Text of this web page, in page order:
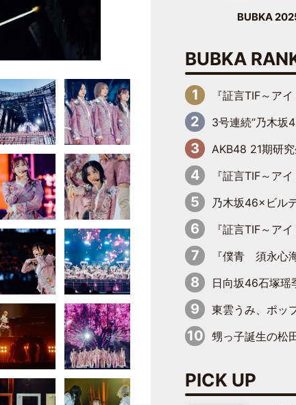
BUBKA
BUBKA
『証言TIF～アイドル戦国時代とはなんだったのか～』第6回：でんぱ組.inc・古川未鈴×相沢梨紗「『
3号連続“乃木坂46祭り” ラストを飾るのは賀喜遥香…5年
AKB48 21期研究生・森川優
『証言TIF～アイドル戦国時代とはなんだったのか～』第10回：さくら学院・武藤彩未
乃木坂46×ビルディバイドTCG Vol.2公開 賀
『証言TIF～アイドル戦国時代とはなんだったのか～』第11回：私立恵比寿中学・真山りか×安
『僕青 須永心海のソロ連載』第18回：
日向坂46石塚瑶季、東京ドームで“観戦バレ”！ ナイツ・塙も認め
東雲うみ、ポップな制服姿
甥っ子誕生の松田好花、京都で“ふたつの家族”をはし
PICK UP